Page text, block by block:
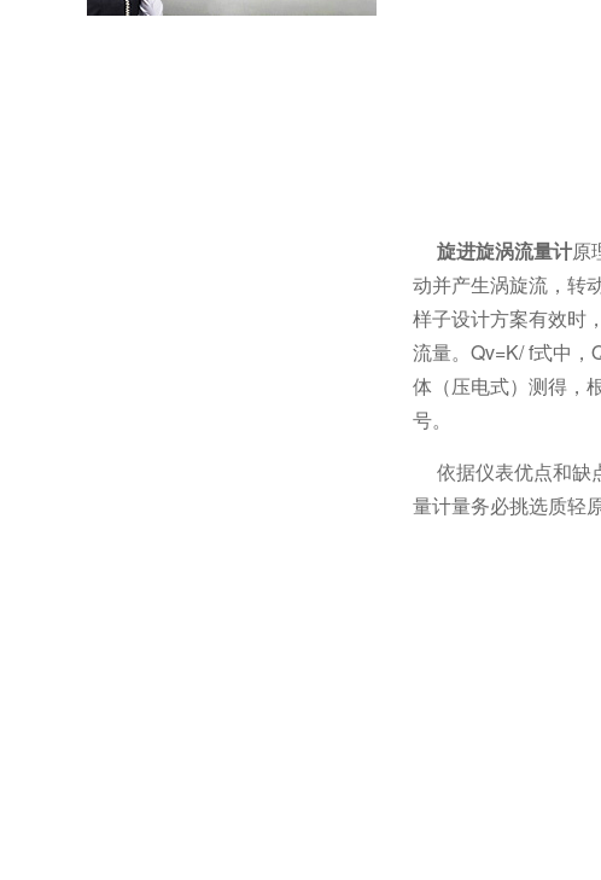
旋进旋涡流量计原
动并产生涡旋流，转
样子设计方案有效时
流量。Qv=K/ f式中
体（压电式）测得，
号。
依据仪表优点和缺
量计量务必挑选质轻